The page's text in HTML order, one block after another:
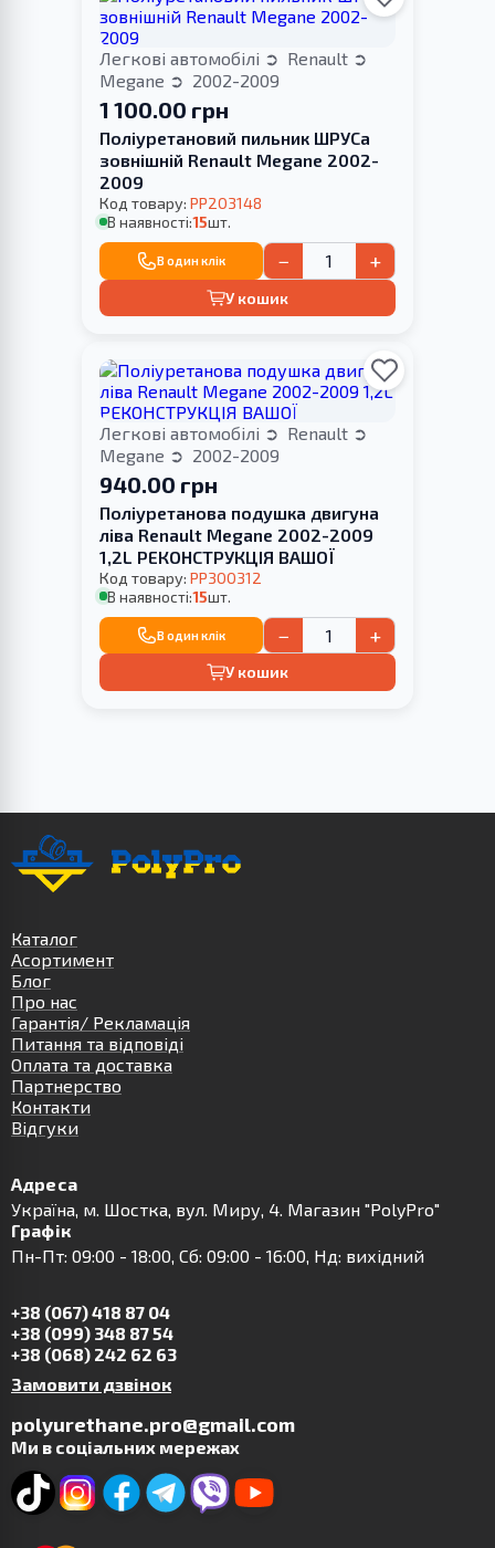
Легкові автомобілі
Renault
Megane
2002-2009
1 100.00 грн
Поліуретановий пильник ШРУСа
зовнішній Renault Megane 2002-
2009
Код товару: PP203148
В наявності:15шт.
В один клік − +
У кошик
Легкові автомобілі
Renault
Megane
2002-2009
940.00 грн
Поліуретанова подушка двигуна
ліва Renault Megane 2002-2009
1,2L РЕКОНСТРУКЦІЯ ВАШОЇ
Код товару: PP300312
В наявності:15шт.
В один клік − +
У кошик
Каталог
Асортимент
Блог
Про нас
Гарантія/ Рекламація
Питання та відповіді
Оплата та доставка
Партнерство
Контакти
Відгуки
Адреса
Українa, м. Шостка, вул. Миру, 4. Магазин "PolyPro"
Графік
Пн-Пт: 09:00 - 18:00, Сб: 09:00 - 16:00, Нд: вихідний
+38 (067) 418 87 04
+38 (099) 348 87 54
+38 (068) 242 62 63
Замовити дзвінок
polyurethane.pro@gmail.com
Ми в соціальних мережах